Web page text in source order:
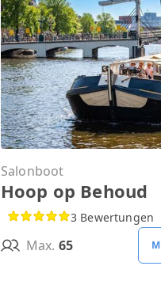
Salonboot
Hoop op Behoud
3 Bewertungen
Max. 65